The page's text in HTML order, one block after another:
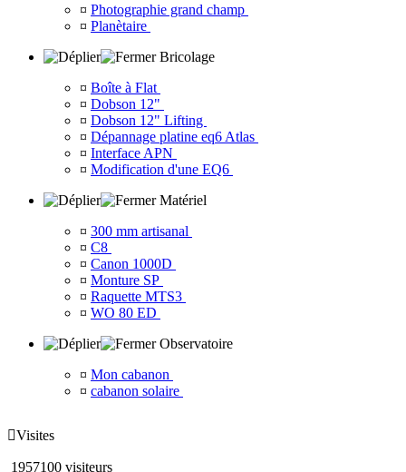
¤ Photographie grand champ
¤ Planètaire
Bricolage
¤ Boîte à Flat
¤ Dobson 12"
¤ Dobson 12" Lifting
¤ Dépannage platine eq6 Atlas
¤ Interface APN
¤ Modification d'une EQ6
Matériel
¤ 300 mm artisanal
¤ C8
¤ Canon 1000D
¤ Monture SP
¤ Raquette MTS3
¤ WO 80 ED
Observatoire
¤ Mon cabanon
¤ cabanon solaire
Visites
1957100 visiteurs